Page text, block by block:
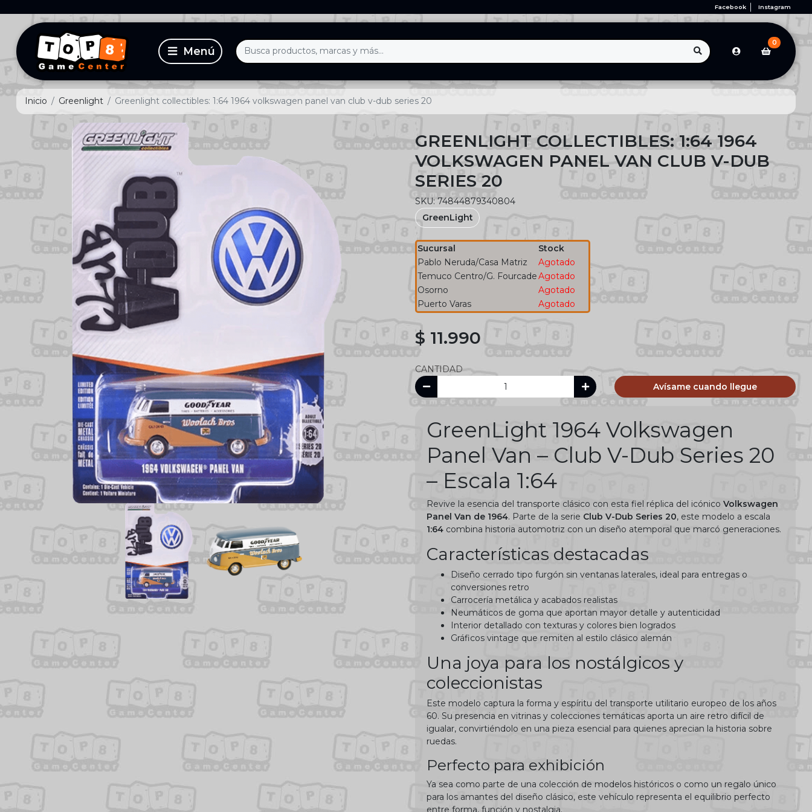
Facebook Instagram
0
Inicio Greenlight Greenlight collectibles: 1:64 1964 volkswagen panel van club v-dub series 20
GREENLIGHT COLLECTIBLES: 1:64 1964
VOLKSWAGEN PANEL VAN CLUB V-DUB
SERIES 20
SKU: 74844879340804
GreenLight
Sucursal
Stock
Pablo Neruda/Casa Matriz
Agotado
Temuco Centro/G. FourcadeAgotado
Osorno
Agotado
Puerto Varas
Agotado
$ 11.990
CANTIDAD
Avísame cuando llegue
GreenLight 1964 Volkswagen
Panel Van – Club V-Dub Series 20
– Escala 1:64
Revive la esencia del transporte clásico con esta fiel réplica del icónico Volkswagen
Panel Van de 1964. Parte de la serie Club V-Dub Series 20, este modelo a escala
1:64 combina historia automotriz con un diseño atemporal que marcó generaciones.
Características destacadas
Diseño cerrado tipo furgón sin ventanas laterales, ideal para entregas o
conversiones retro
Carrocería metálica y acabados realistas
Neumáticos de goma que aportan mayor detalle y autenticidad
Interior detallado con texturas y colores bien logrados
Gráficos vintage que remiten al estilo clásico alemán
Una joya para los nostálgicos y
coleccionistas
Este modelo captura la forma y espíritu del transporte utilitario europeo de los años
60. Su presencia en vitrinas y colecciones temáticas aporta un aire retro difícil de
igualar, convirtiéndolo en una pieza esencial para quienes aprecian la historia sobre
ruedas.
Perfecto para exhibición
Ya sea como parte de una colección de modelos históricos o como un regalo único
para los amantes del diseño clásico, este vehículo representa el equilibrio perfecto
entre forma, función y nostalgia.